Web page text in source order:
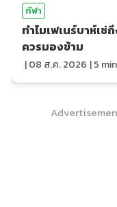
กีฬา
ทำไมเฟเนร์บาห์เ
ควรมองข้าม
|08 ส.ค. 2026 |5